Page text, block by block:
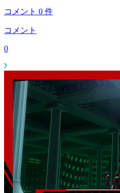
コメント 0 件
コメント
0